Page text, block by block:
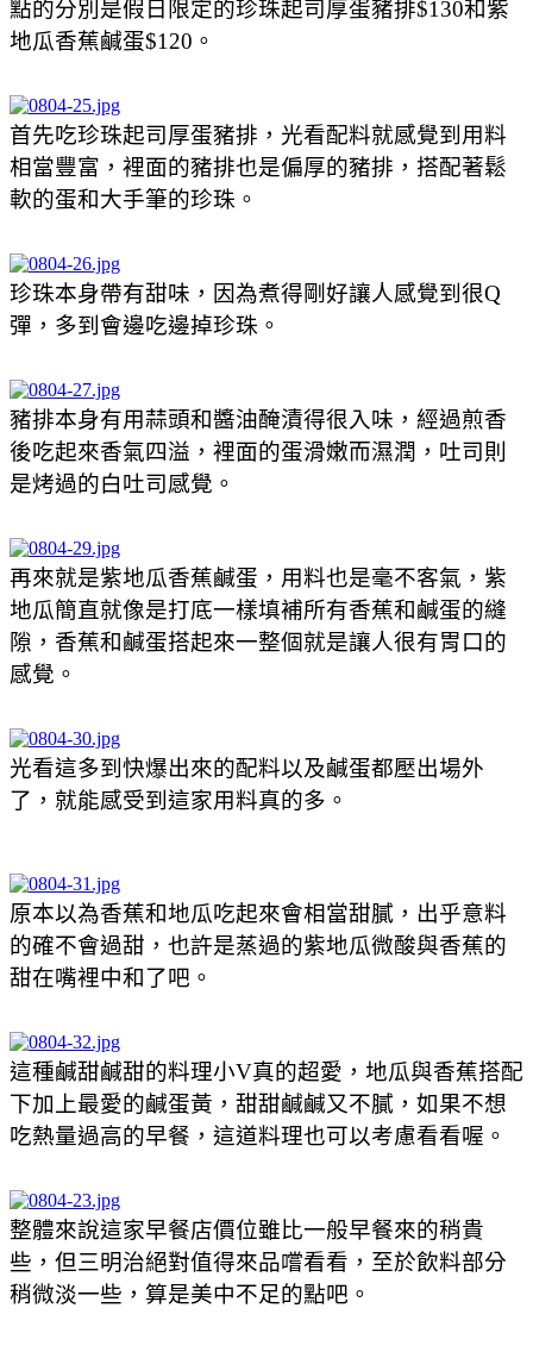
點的分別是假日限定的珍珠起司厚蛋豬排$130和紫
地瓜香蕉鹹蛋$120。
首先吃珍珠起司厚蛋豬排，光看配料就感覺到用料
相當豐富，裡面的豬排也是偏厚的豬排，搭配著鬆
軟的蛋和大手筆的珍珠。
珍珠本身帶有甜味，因為煮得剛好讓人感覺到很Q
彈，多到會邊吃邊掉珍珠。
豬排本身有用蒜頭和醬油醃漬得很入味，經過煎香
後吃起來香氣四溢，裡面的蛋滑嫩而濕潤，吐司則
是烤過的白吐司感覺。
再來就是紫地瓜香蕉鹹蛋，用料也是毫不客氣，紫
地瓜簡直就像是打底一樣填補所有香蕉和鹹蛋的縫
隙，香蕉和鹹蛋搭起來一整個就是讓人很有胃口的
感覺。
光看這多到快爆出來的配料以及鹹蛋都壓出場外
了，就能感受到這家用料真的多。
原本以為香蕉和地瓜吃起來會相當甜膩，出乎意料
的確不會過甜，也許是蒸過的紫地瓜微酸與香蕉的
甜在嘴裡中和了吧。
這種鹹甜鹹甜的料理小V真的超愛，地瓜與香蕉搭配
下加上最愛的鹹蛋黃，甜甜鹹鹹又不膩，如果不想
吃熱量過高的早餐，這道料理也可以考慮看看喔。
整體來說這家早餐店價位雖比一般早餐來的稍貴
些，但三明治絕對值得來品嚐看看，至於飲料部分
稍微淡一些，算是美中不足的點吧。